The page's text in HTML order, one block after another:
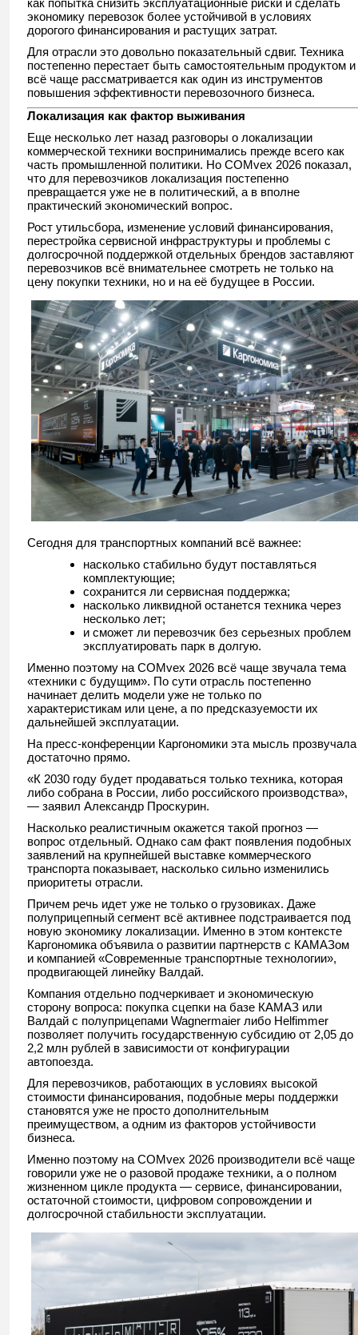
как попытка снизить эксплуатационные риски и сделать
экономику перевозок более устойчивой в условиях
дорогого финансирования и растущих затрат.
Для отрасли это довольно показательный сдвиг. Техника
постепенно перестает быть самостоятельным продуктом и
всё чаще рассматривается как один из инструментов
повышения эффективности перевозочного бизнеса.
Локализация как фактор выживания
Еще несколько лет назад разговоры о локализации
коммерческой техники воспринимались прежде всего как
часть промышленной политики. Но COMvex 2026 показал,
что для перевозчиков локализация постепенно
превращается уже не в политический, а в вполне
практический экономический вопрос.
Рост утильсбора, изменение условий финансирования,
перестройка сервисной инфраструктуры и проблемы с
долгосрочной поддержкой отдельных брендов заставляют
перевозчиков всё внимательнее смотреть не только на
цену покупки техники, но и на её будущее в России.
Сегодня для транспортных компаний всё важнее:
насколько стабильно будут поставляться
комплектующие;
сохранится ли сервисная поддержка;
насколько ликвидной останется техника через
несколько лет;
и сможет ли перевозчик без серьезных проблем
эксплуатировать парк в долгую.
Именно поэтому на COMvex 2026 всё чаще звучала тема
«техники с будущим». По сути отрасль постепенно
начинает делить модели уже не только по
характеристикам или цене, а по предсказуемости их
дальнейшей эксплуатации.
На пресс-конференции Каргономики эта мысль прозвучала
достаточно прямо.
«К 2030 году будет продаваться только техника, которая
либо собрана в России, либо российского производства»,
— заявил Александр Проскурин.
Насколько реалистичным окажется такой прогноз —
вопрос отдельный. Однако сам факт появления подобных
заявлений на крупнейшей выставке коммерческого
транспорта показывает, насколько сильно изменились
приоритеты отрасли.
Причем речь идет уже не только о грузовиках. Даже
полуприцепный сегмент всё активнее подстраивается под
новую экономику локализации. Именно в этом контексте
Каргономика объявила о развитии партнерств с КАМАЗом
и компанией «Современные транспортные технологии»,
продвигающей линейку Валдай.
Компания отдельно подчеркивает и экономическую
сторону вопроса: покупка сцепки на базе КАМАЗ или
Валдай с полуприцепами Wagnermaier либо Helfimmer
позволяет получить государственную субсидию от 2,05 до
2,2 млн рублей в зависимости от конфигурации
автопоезда.
Для перевозчиков, работающих в условиях высокой
стоимости финансирования, подобные меры поддержки
становятся уже не просто дополнительным
преимуществом, а одним из факторов устойчивости
бизнеса.
Именно поэтому на COMvex 2026 производители всё чаще
говорили уже не о разовой продаже техники, а о полном
жизненном цикле продукта — сервисе, финансировании,
остаточной стоимости, цифровом сопровождении и
долгосрочной стабильности эксплуатации.